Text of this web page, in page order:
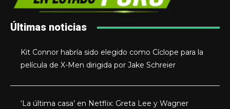
Últimas noticias
Kit Connor habría sido elegido como Cíclope para la
película de X-Men dirigida por Jake Schreier
‘La última casa’ en Netflix: Greta Lee y Wagner